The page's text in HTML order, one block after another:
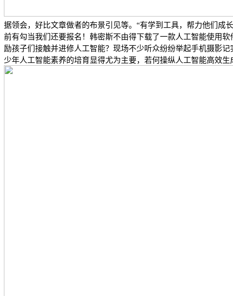
据领会，好比文章做者的布景引见等。“有学到工具，帮力他们成
前有勾当我们还要报名！韩密斯不由得下载了一款人工智能使用
励孩子们接触并进修人工智能？现场不少听众纷纷举起手机摄影
少年人工智能素养的培育显得尤为主要，若何操纵人工智能高效